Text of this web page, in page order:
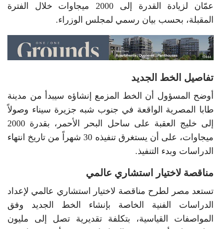
عمّان لزيادة القدرة إلى 2000 ميجاوات خلال الفترة
المقبلة، بحسب بيان رسمي لمجلس الوزراء.
تفاصيل الخط الجديد
أوضح المسؤول أن الخط المزمع إنشاؤه سيبدأ من مدينة
طابا المصرية الواقعة في جنوب شبه جزيرة سيناء وصولاً
إلى خليج العقبة على ساحل البحر الأحمر، بقدرة 2000
ميجاوات، على أن يستغرق تنفيذه 30 شهراً من تاريخ انتهاء
الدراسات وبدء التنفيذ.
مناقصة لاختيار استشاري عالمي
تستعد مصر لطرح مناقصة لاختيار استشاري عالمي لإعداد
الدراسات الفنية الخاصة بإنشاء الخط الجديد وفق
المواصفات القياسية، بتكلفة تقديرية تصل إلى مليون